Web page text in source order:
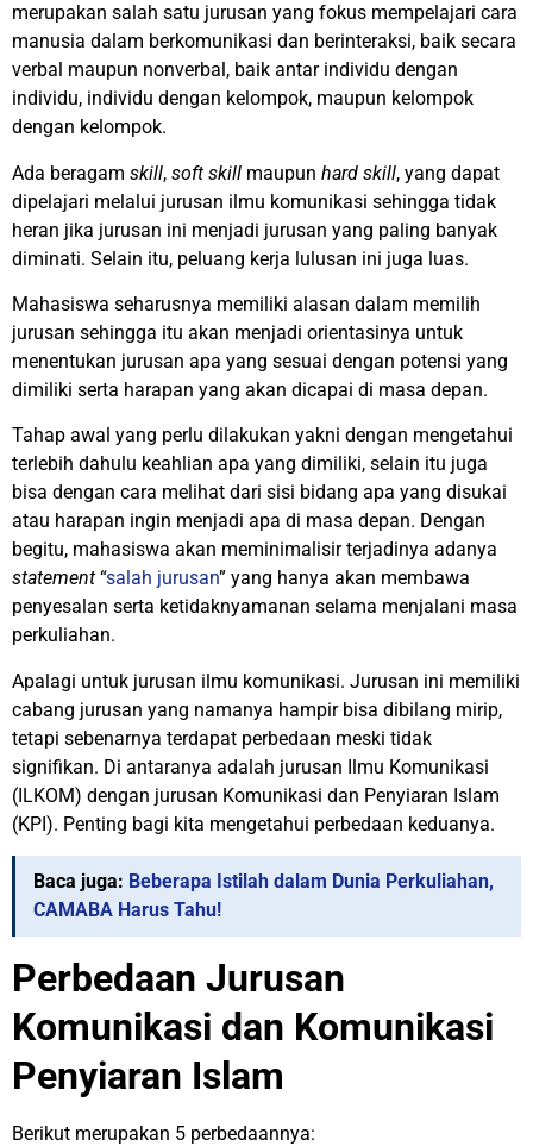
merupakan salah satu jurusan yang fokus mempelajari cara
manusia dalam berkomunikasi dan berinteraksi, baik secara
verbal maupun nonverbal, baik antar individu dengan
individu, individu dengan kelompok, maupun kelompok
dengan kelompok.
Ada beragam skill, soft skill maupun hard skill, yang dapat
dipelajari melalui jurusan ilmu komunikasi sehingga tidak
heran jika jurusan ini menjadi jurusan yang paling banyak
diminati. Selain itu, peluang kerja lulusan ini juga luas.
Mahasiswa seharusnya memiliki alasan dalam memilih
jurusan sehingga itu akan menjadi orientasinya untuk
menentukan jurusan apa yang sesuai dengan potensi yang
dimiliki serta harapan yang akan dicapai di masa depan.
Tahap awal yang perlu dilakukan yakni dengan mengetahui
terlebih dahulu keahlian apa yang dimiliki, selain itu juga
bisa dengan cara melihat dari sisi bidang apa yang disukai
atau harapan ingin menjadi apa di masa depan. Dengan
begitu, mahasiswa akan meminimalisir terjadinya adanya
statement “salah jurusan” yang hanya akan membawa
penyesalan serta ketidaknyamanan selama menjalani masa
perkuliahan.
Apalagi untuk jurusan ilmu komunikasi. Jurusan ini memiliki
cabang jurusan yang namanya hampir bisa dibilang mirip,
tetapi sebenarnya terdapat perbedaan meski tidak
signifikan. Di antaranya adalah jurusan Ilmu Komunikasi
(ILKOM) dengan jurusan Komunikasi dan Penyiaran Islam
(KPI). Penting bagi kita mengetahui perbedaan keduanya.
Baca juga: Beberapa Istilah dalam Dunia Perkuliahan,
CAMABA Harus Tahu!
Perbedaan Jurusan
Komunikasi dan Komunikasi
Penyiaran Islam
Berikut merupakan 5 perbedaannya: